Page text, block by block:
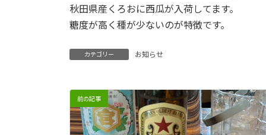
秋田県産くろおに西瓜が入荷してます。
糖度が高く種が少ないのが特徴です。
カテゴリー お知らせ
前の記事